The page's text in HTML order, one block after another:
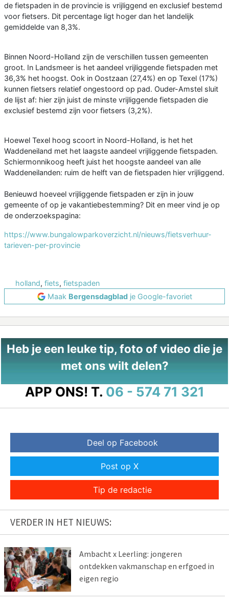
de fietspaden in de provincie is vrijliggend en exclusief bestemd
voor fietsers. Dit percentage ligt hoger dan het landelijk
gemiddelde van 8,3%.
Binnen Noord-Holland zijn de verschillen tussen gemeenten
groot. In Landsmeer is het aandeel vrijliggende fietspaden met
36,3% het hoogst. Ook in Oostzaan (27,4%) en op Texel (17%)
kunnen fietsers relatief ongestoord op pad. Ouder-Amstel sluit
de lijst af: hier zijn juist de minste vrijliggende fietspaden die
exclusief bestemd zijn voor fietsers (3,2%).
Hoewel Texel hoog scoort in Noord-Holland, is het het
Waddeneiland met het laagste aandeel vrijliggende fietspaden.
Schiermonnikoog heeft juist het hoogste aandeel van alle
Waddeneilanden: ruim de helft van de fietspaden hier vrijliggend.
Benieuwd hoeveel vrijliggende fietspaden er zijn in jouw
gemeente of op je vakantiebestemming? Dit en meer vind je op
de onderzoekspagina:
https://www.bungalowparkoverzicht.nl/nieuws/fietsverhuur-
tarieven-per-provincie
holland, fiets, fietspaden
Maak Bergensdagbladje Google-favoriet
Heb je een leuke tip, foto of video die je
met ons wilt delen?
APP ONS! T. 06 - 574 71 321
Deel op Facebook
Post op X
Tip de redactie
VERDER IN HET NIEUWS:
Ambacht x Leerling: jongeren
ontdekken vakmanschap en erfgoed in
eigen regio